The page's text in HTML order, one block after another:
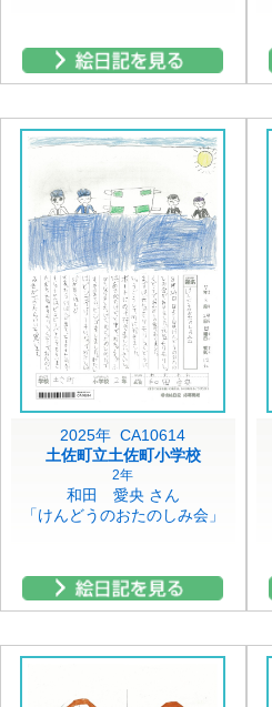
2025年 CA10614
土佐町立土佐町小学校
2年
和田 愛央 さん
「けんどうのおたのしみ会」